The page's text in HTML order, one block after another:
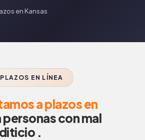
en Kansas
EN LÍNEA
a plazos en
personas con mal
.